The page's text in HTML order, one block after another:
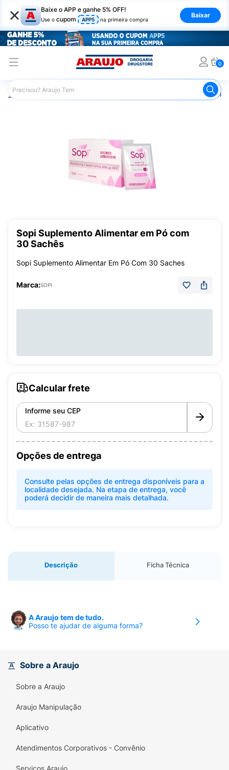
× Baixe o APP e ganhe 5% OFF!
Use o cupom APP5 na primeira compra
Baixar
0
Araujo Saúde e Bem Estar
Sopi Suplemento Alimentar em Pó com
30 Sachês
Sopi Suplemento Alimentar Em Pó Com 30 Saches
Marca:SOPI
Calcular frete
Informe seu CEP
Opções de entrega
Consulte pelas opções de entrega disponíveis para a
localidade desejada. Na etapa de entrega, você
poderá decidir de maneira mais detalhada.
Descrição Ficha Técnica
A Araujo tem de tudo.
Posso te ajudar de alguma forma?
Sobre a Araujo
Sobre a Araujo
Araujo Manipulação
Aplicativo
Atendimentos Corporativos - Convênio
Serviços Araujo